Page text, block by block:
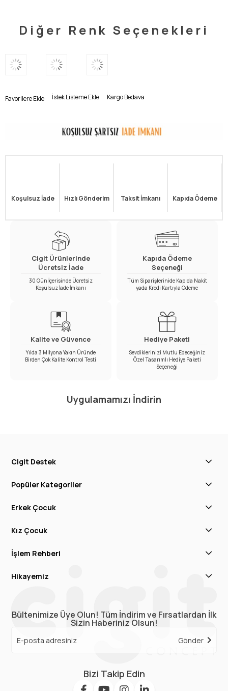
Diğer Renk Seçenekleri
Favorilere Ekle İstek Listeme Ekle Kargo Bedava
Koşulsuz İade Hızlı Gönderim Taksit İmkanı Kapıda Ödeme
Cigit Ürünlerinde
Ücretsiz İade
30 Gün İçerisinde Ücretsiz
Koşulsuz İade İmkanı
Kapıda Ödeme
Seçeneği
Tüm Siparişlerinide Kapıda Nakit
yada Kredi Kartıyla Ödeme
Kalite ve Güvence
Yılda 3 Milyona Yakın Üründe
Birden Çok Kalite Kontrol Testi
Hediye Paketi
Sevdiklerinizi Mutlu Edeceğiniz
Özel Tasarımlı Hediye Paketi
Seçeneği
Uygulamamızı İndirin
Cigit Destek
Popüler Kategoriler
Erkek Çocuk
Kız Çocuk
İşlem Rehberi
Hikayemiz
Bültenimize Üye Olun! Tüm İndirim ve Fırsatlardan İlk
Sizin Haberiniz Olsun!
Gönder
Bizi Takip Edin